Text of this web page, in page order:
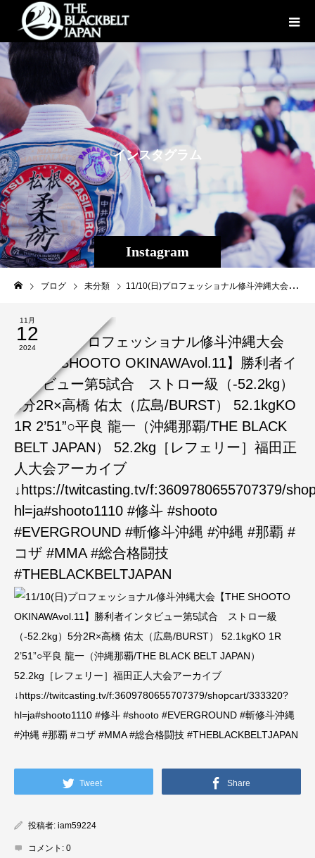
Instagram
インスタグラ ム
ブログ 未分類 11/10(日)プロフェッショナル修斗沖縄大会【THE SHOOTO OKINAWAvol.11】勝利者インタビュー第5試合 ストロー級（-52.2kg）5分2R×高橋 佑太（広島/BURST） 52.1kgKO 1R 2’51”○平良 龍一（沖縄那覇/THE BLACK BELT JAPAN） 52.2kg［レフェリー］福田正人大会アーカイブ↓https://twitcasting.tv/f:3609780655707379/shopcart/333320?hl=ja#shooto1110 #修斗 #shooto #EVERGROUND #斬修斗沖縄 #沖縄 #那覇 #コザ #MMA #総合格闘技 #THEBLACKBELTJAPAN
11月
12
2024
11/10(日)プロフェッショナル修斗沖縄大会
【THE SHOOTO OKINAWAvol.11】勝利者イ
ンタビュー第5試合 ストロー級（-52.2kg）
5分2R×高橋 佑太（広島/BURST） 52.1kgKO
1R 2’51”○平良 龍一（沖縄那覇/THE BLACK
BELT JAPAN） 52.2kg［レフェリー］福田正
人大会アーカイブ
↓https://twitcasting.tv/f:3609780655707379/
hl=ja#shooto1110 #修斗 #shooto
#EVERGROUND #斬修斗沖縄 #沖縄 #那覇 #
コザ #MMA #総合格闘技
#THEBLACKBELTJAPAN
Tweet Share
投稿者: iam59224
コメント: 0